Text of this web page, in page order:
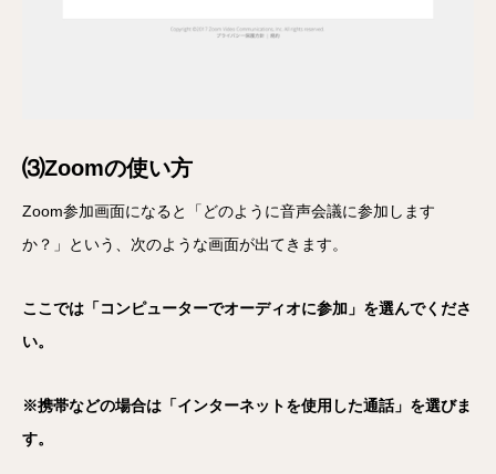
⑶Zoomの使い方
Zoom参加画面になると「どのように音声会議に参加します
か？」という、次のような画面が出てきます。
ここでは「コンピューターでオーディオに参加」を選んでくださ
い。
※携帯などの場合は「インターネットを使用した通話」を選びま
す。